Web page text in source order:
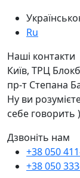
Ru
Наші контакти
Київ, ТРЦ
пр-т Степана
Ну ви
себе говорить )
Дзвоніть нам
+38 050
+38 050